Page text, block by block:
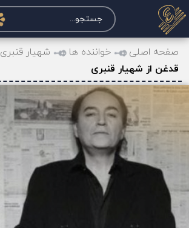
صفحه اصلی
درخواست آکورد
نت و تبلچر
تماس با ما
حساب کاربری
صفحه اصلی خواننده ها شهیار قنبری
قدغن از شهیار قنبری